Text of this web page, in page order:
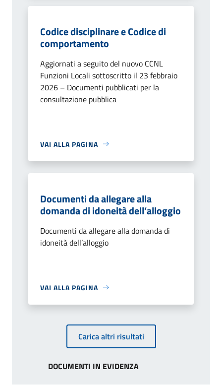
Codice disciplinare e Codice di
comportamento
Aggiornati a seguito del nuovo CCNL
Funzioni Locali sottoscritto il 23 febbraio
2026 – Documenti pubblicati per la
consultazione pubblica
VAI ALLA PAGINA
Documenti da allegare alla
domanda di idoneità dell’alloggio
Documenti da allegare alla domanda di
idoneità dell’alloggio
VAI ALLA PAGINA
Carica altri risultati
DOCUMENTI IN EVIDENZA